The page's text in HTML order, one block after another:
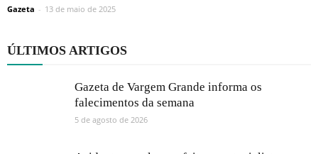
Gazeta - 13 de maio de 2025
ÚLTIMOS ARTIGOS
Gazeta de Vargem Grande informa os
falecimentos da semana
5 de agosto de 2026